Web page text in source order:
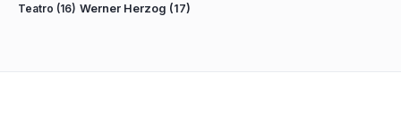
Teatro (16) Werner Herzog (17)